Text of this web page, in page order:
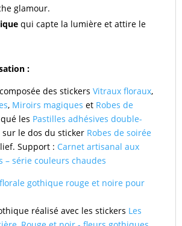
glamour.
qui capte la lumière et attire le
:
des stickers Vitraux floraux,
, Miroirs magiques et Robes de
les Pastilles adhésives double-
sur le dos du sticker Robes de soirée
Support : Carnet artisanal aux
– série couleurs chaudes
réalisé avec les stickers Les